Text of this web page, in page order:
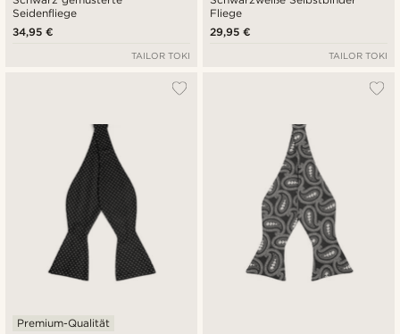
Seidenfliege
34,95 €
TAILOR TOKI
Fliege
29,95 €
TAILOR TOKI
Premium-Qualität